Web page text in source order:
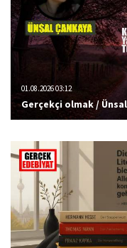
01.08.2026 03:12
Gerçekçi olmak /